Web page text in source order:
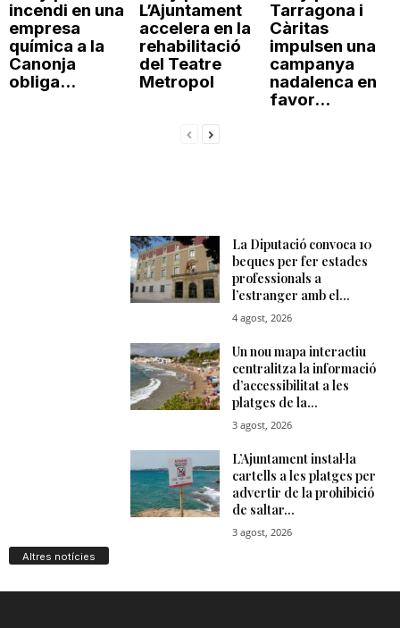
incendi en una
empresa
química a la
Canonja
obliga...
L’Ajuntament
accelera en la
rehabilitació
del Teatre
Metropol
Tarragona i
Càritas
impulsen una
campanya
nadalenca en
favor...
Altres notícies